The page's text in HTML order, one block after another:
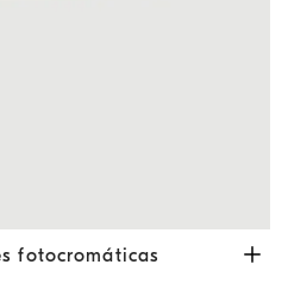
Habana
fotocromáticas